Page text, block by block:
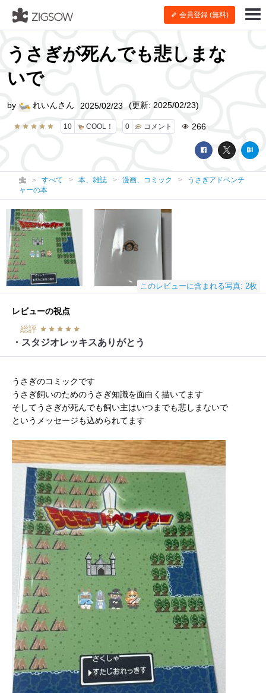
会員登録 (無料)
うさぎが死んでも悲しまな
いで
10 COOL！ 0 コメント 266
by れいんさん 2025/02/23 (更新: 2025/02/23)
すべて 本、雑誌 漫画、コミック
うさぎアドベンチ
ャーの本
このレビューに含まれる写真: 2枚
レビューの視点
総評
・スタジオレッキスありがとう
うさぎのコミックです
うさぎ飼いのためのうさぎ知識を面白く描いてます
そしてうさぎが死んでも飼い主はいつまでも悲しまないで
というメッセージも込められてます